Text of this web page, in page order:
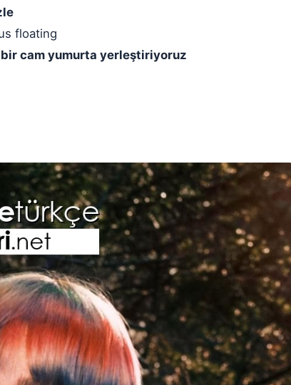
floating
bir cam yumurta yerleştiriyoruz